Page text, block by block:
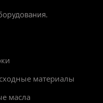
материалы
масла